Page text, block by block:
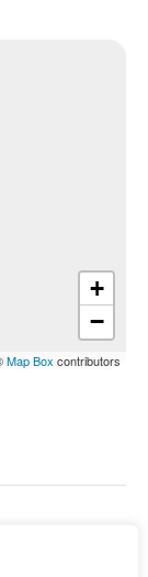
+
−
Map Box contributors